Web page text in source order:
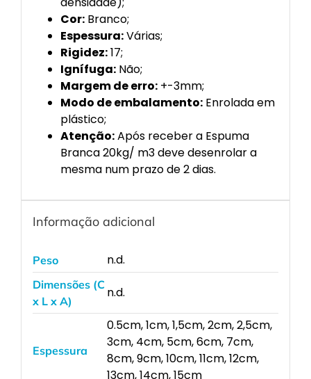
Cor:Branco;
Espessura:Várias;
Rigidez:17;
Ignífuga:Não;
Margem de erro:+-3mm;
Modo de embalamento:Enrolada em
plástico;
Atenção:Após receber a Espuma
Branca 20kg/ m3 deve desenrolar a
mesma num prazo de 2 dias.
Informação adicional
Peso n.d.
Dimensões (C
x L x A)
n.d.
Espessura
0.5cm, 1cm, 1,5cm, 2cm, 2,5cm,
3cm, 4cm, 5cm, 6cm, 7cm,
8cm, 9cm, 10cm, 11cm, 12cm,
13cm, 14cm, 15cm